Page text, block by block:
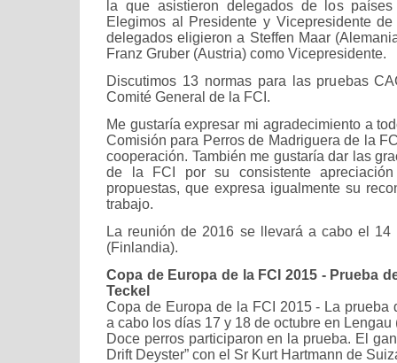
la que asistieron delegados de los
Elegimos al Presidente y Vicepresidente
delegados eligieron a Steffen Maar
Franz Gruber (Austria) como Vicepresidente.
Discutimos 13 normas para las pruebas
Comité General de la FCI.
Me gustaría expresar mi agradecimiento a
Comisión para Perros de Madriguera de la
cooperación. También me gustaría dar las
de la FCI por su consistente
propuestas, que expresa igualmente su
trabajo.
La reunión de 2016 se llevará a cabo el
(Finlandia).
Copa de Europa de la FCI 2015 - Prueba
Teckel
Copa de Europa de la FCI 2015 - La prueba
a cabo los días 17 y 18 de octubre en Lengau
Doce perros participaron en la prueba. El
Drift Deyster” con el Sr Kurt Hartmann de